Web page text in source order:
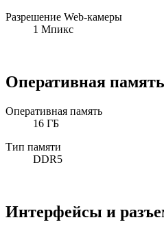
Разрешение Web-камеры
1 Мпикс
Оперативная память
Оперативная память
16 ГБ
Тип памяти
DDR5
Интерфейсы и